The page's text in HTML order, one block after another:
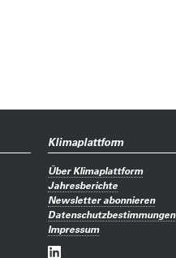
Klimaplattform
Über Klimaplattform
Jahresberichte
Newsletter abonnieren
Datenschutzbestimmungen
Impressum